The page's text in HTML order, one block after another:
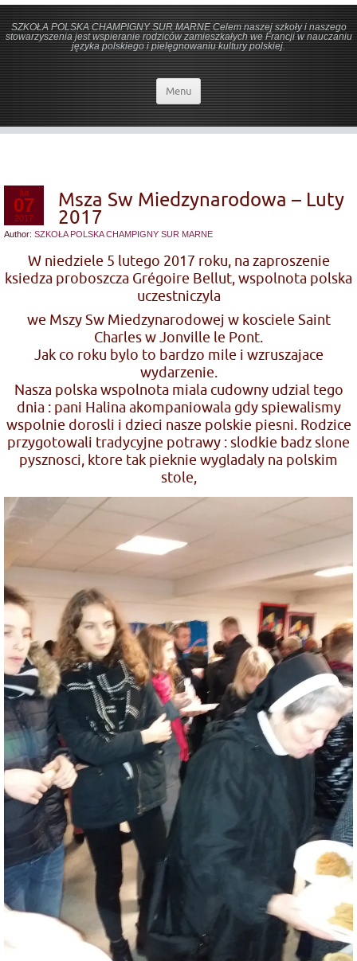
SZKOŁA POLSKA CHAMPIGNY SUR MARNE Celem naszej szkoły i naszego
stowarzyszenia jest wspieranie rodziców zamieszkałych we Francji w nauczaniu
języka polskiego i pielęgnowaniu kultury polskiej.
Menu
lut
07
2017
Msza Sw Miedzynarodowa – Luty
2017
Author: SZKOŁA POLSKA CHAMPIGNY SUR MARNE
W niedziele 5 lutego 2017 roku, na zaproszenie
ksiedza proboszcza Grégoire Bellut, wspolnota polska
uczestniczyla
we Mszy Sw Miedzynarodowej w kosciele Saint
Charles w Jonville le Pont.
Jak co roku bylo to bardzo mile i wzruszajace
wydarzenie.
Nasza polska wspolnota miala cudowny udzial tego
dnia : pani Halina akompaniowala gdy spiewalismy
wspolnie dorosli i dzieci nasze polskie piesni. Rodzice
przygotowali tradycyjne potrawy : slodkie badz slone
pysznosci, ktore tak pieknie wygladaly na polskim
stole,